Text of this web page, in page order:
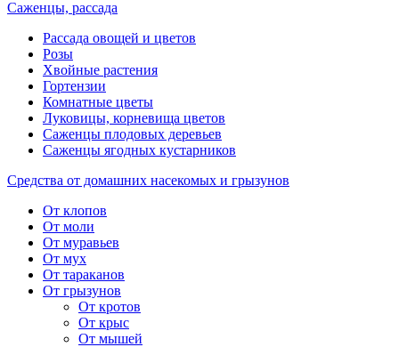
Саженцы, рассада
Рассада овощей и цветов
Розы
Хвойные растения
Гортензии
Комнатные цветы
Луковицы, корневища цветов
Саженцы плодовых деревьев
Саженцы ягодных кустарников
Средства от домашних насекомых и грызунов
От клопов
От моли
От муравьев
От мух
От тараканов
От грызунов
От кротов
От крыс
От мышей